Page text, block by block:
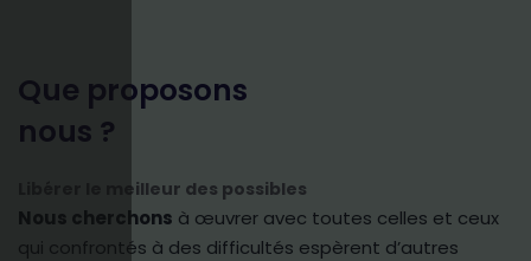
Que proposons
nous ?
Libérer le meilleur des possibles
Nous cherchons à œuvrer avec toutes celles et ceux
qui confrontés à des difficultés espèrent d’autres